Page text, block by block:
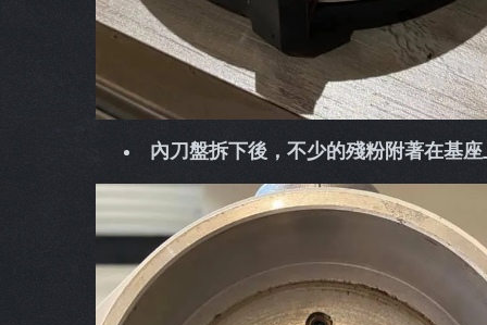
內刀盤拆下後，不少的殘粉附著在基座